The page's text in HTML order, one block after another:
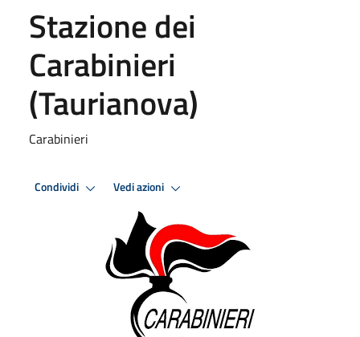
Stazione dei
Carabinieri
(Taurianova)
Carabinieri
Condividi Vedi azioni